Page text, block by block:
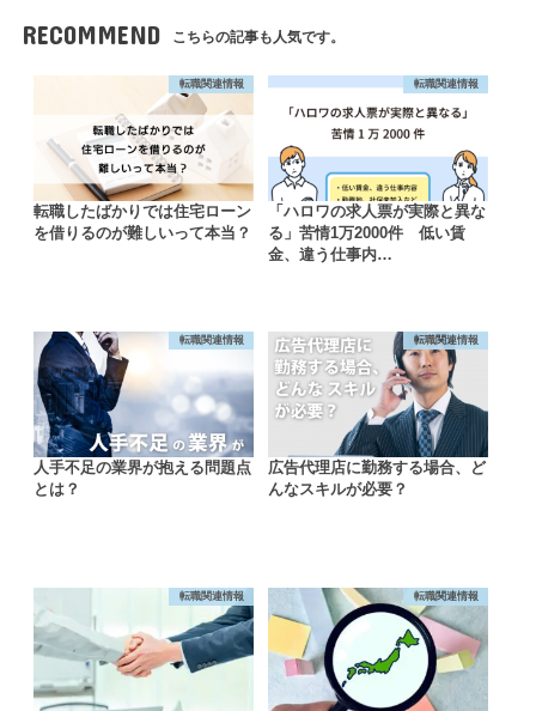
RECOMMEND こちらの記事も人気です。
転職関連情報
転職したばかりでは住宅ローン
を借りるのが難しいって本当？
転職関連情報
「ハロワの求人票が実際と異な
る」苦情1万2000件 低い賃
金、違う仕事内…
転職関連情報
人手不足の業界が抱える問題点
とは？
転職関連情報
広告代理店に勤務する場合、ど
んなスキルが必要？
転職関連情報 転職関連情報